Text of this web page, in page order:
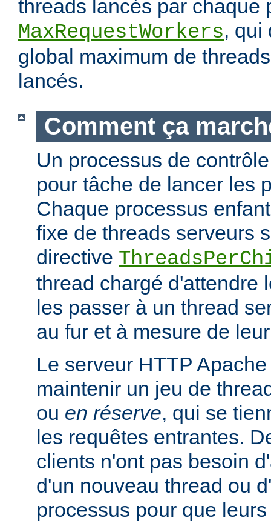
threads lancés par chaque
MaxRequestWorkers, qui
global maximum de
lancés.
Comment ça
Un processus de
pour tâche de lancer les
Chaque processus
fixe de threads serveurs
directive
thread chargé d'attendre
les passer à un thread
au fur et à mesure de
Le serveur HTTP
maintenir un jeu de
ou en réserve, qui se
les requêtes entrantes.
clients n'ont pas besoin
d'un nouveau thread ou
processus pour que